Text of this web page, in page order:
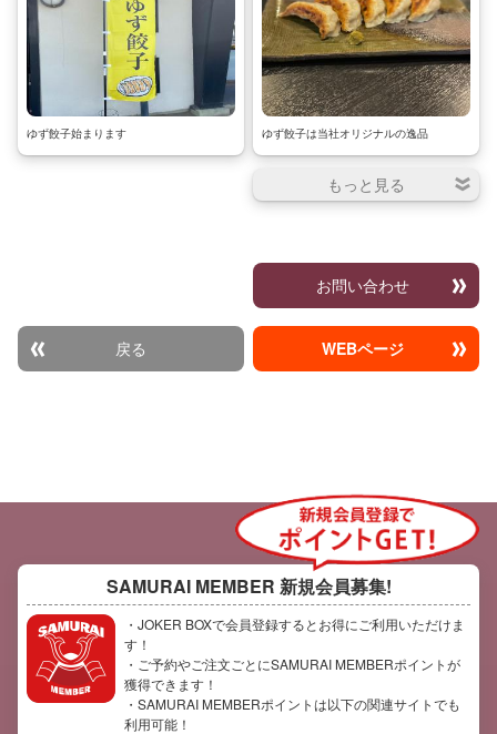
ゆず餃子始まります ゆず餃子は当社オリジナルの逸品
お問い合わせ
戻る WEBページ
SAMURAI MEMBER 新規会員募集!
・JOKER BOXで会員登録するとお得にご利用いただけま
す！
・ご予約やご注文ごとにSAMURAI MEMBERポイントが
獲得できます！
・SAMURAI MEMBERポイントは以下の関連サイトでも
利用可能！